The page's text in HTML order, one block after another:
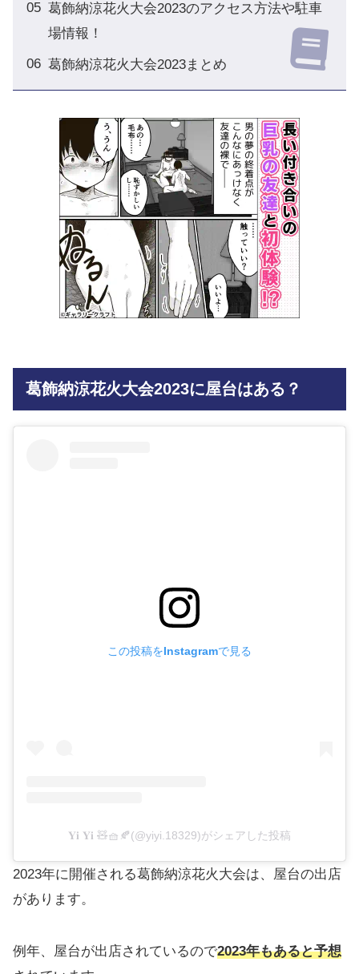
葛飾納涼花火大会2023のアクセス方法や駐車
場情報！
葛飾納涼花火大会2023まとめ
葛飾納涼花火大会2023に屋台はある？
この投稿をInstagramで見る
𝐘𝐢 𝐘𝐢 🧸🧺🍂(@yiyi.18329)がシェアした投稿
2023年に開催される葛飾納涼花火大会は、屋台の出店
があります。
例年、屋台が出店されているので2023年もあると予想